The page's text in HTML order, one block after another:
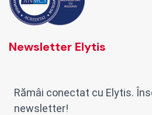
Newsletter Elytis
Rămâi conectat cu Elytis.
newsletter!